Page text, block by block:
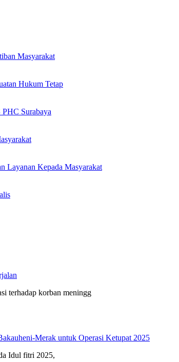
Masyarakat
Hukum Tetap
Surabaya
Layanan Kepada Masyarakat
terhadap korban meningg
Merak untuk Operasi Ketupat 2025
Idul fitri 2025,